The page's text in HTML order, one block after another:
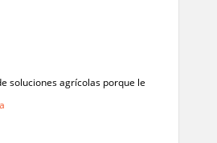
soluciones agrícolas porque le